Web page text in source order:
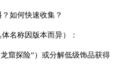
如何快速收集？
名称因版本而异）：
窟探险”）或分解低级饰品获得